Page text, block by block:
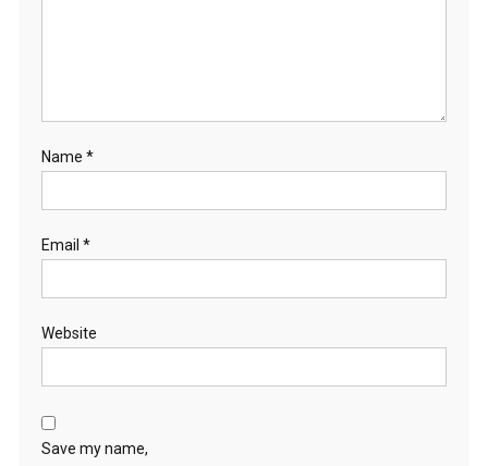
Name *
Email *
Website
Save my name,